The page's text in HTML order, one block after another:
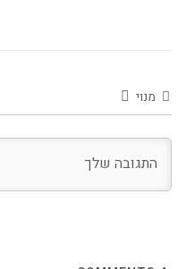
מנוי